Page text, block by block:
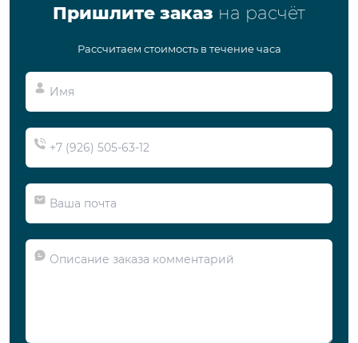
Пришлите заказ на расчёт
Рассчитаем стоимость в течение часа